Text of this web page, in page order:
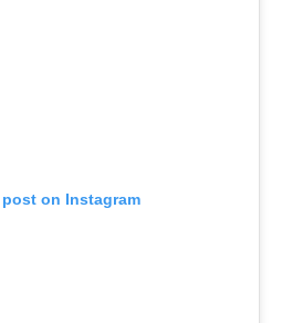
on Instagram